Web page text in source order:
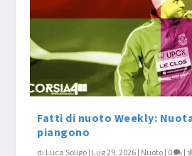
Fatti di nuoto Weekly:
piangono
di Luca Soligo | Lug 29, 2026 | Nuoto | 0 |